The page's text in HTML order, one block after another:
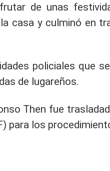
de unas
casa y culminó en
policiales que
de lugareños.
Then fue
para los